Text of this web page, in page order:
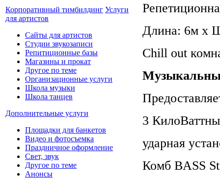
Корпоративный тимбилдинг Услуги
для артистов
Сайты для артистов
Студии звукозаписи
Репитиционные базы
Магазины и прокат
Другое по теме
Организационные услуги
Школа музыки
Школа танцев
Дополнительные услуги
Площадки для банкетов
Видео и фотосъемка
Праздничное оформление
Свет, звук
Другое по теме
Анонсы
Длина: 6м x
Chill out
3
ударная
Комб BASS